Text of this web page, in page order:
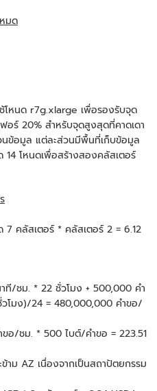
มด
หนด r7g.xlarge เพื่อรองรับจุด
ร์ 20% สําหรับจุดสูงสุดที่คาดเดา
ข้อมูล แต่ละส่วนมีพื้นที่เก็บข้อมูล
โหนดเพื่อสร้างสองคลัสเตอร์
7 คลัสเตอร์ * คลัสเตอร์ 2 = 6.12
/ชม. * 22 ชั่วโมง + 500,000 คํา
โมง)/24 = 480,000,000 คําขอ/
อ/ชม. * 500 ไบต์/คําขอ = 223.51
ม AZ เนื่องจากเป็นสถาปัตยกรรม